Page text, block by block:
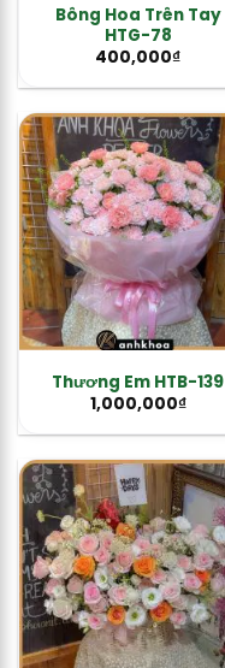
Bông Hoa Trên Tay
HTG-78
400,000₫
Thương Em HTB-139
1,000,000₫